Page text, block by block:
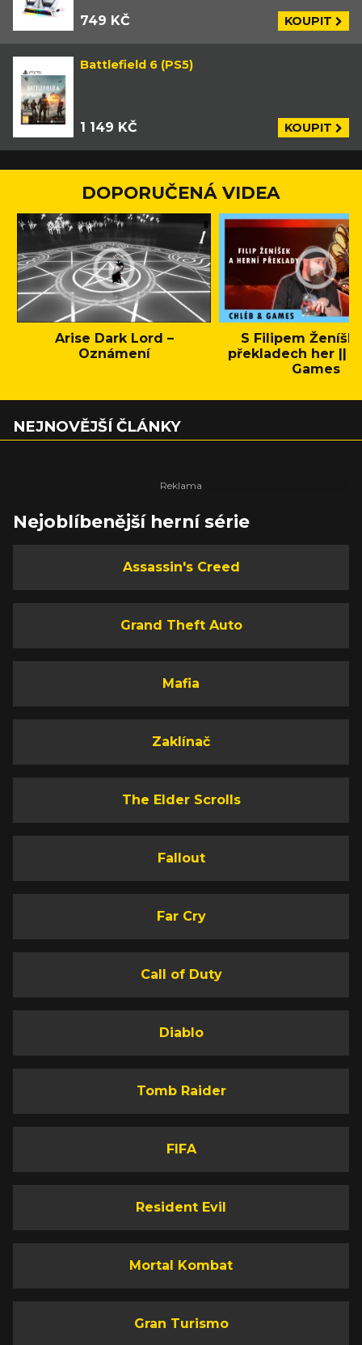
749 KČ KOUPIT
Battlefield 6 (PS5)
1 149 KČ KOUPIT
DOPORUČENÁ VIDEA
Arise Dark Lord –
Oznámení
S Filipem
překladech her ||
Games
NEJNOVĚJŠÍ ČLÁNKY
Nejoblíbenější herní série
Assassin's Creed
Grand Theft Auto
Mafia
Zaklínač
The Elder Scrolls
Fallout
Far Cry
Call of Duty
Diablo
Tomb Raider
FIFA
Resident Evil
Mortal Kombat
Gran Turismo